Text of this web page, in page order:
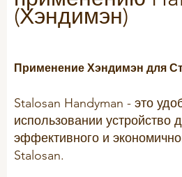
ПОДКАСТ
Stalosan F
ProtiSpar
NutriSpar
КРС
50 лет Виломикс
Общие условия продажи
КАЧЕСТВО
(Хэндимэн)
Применение Хэндимэн для
Stalosan Handyman - это
использовании устройство
эффективного и
Stalosan.